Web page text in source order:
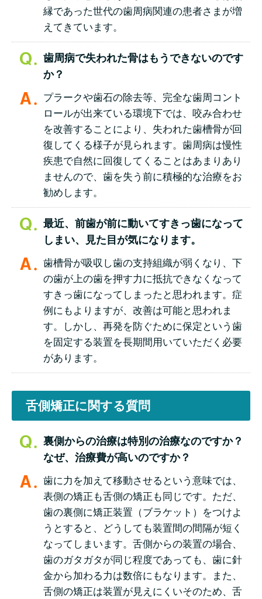
縁であった世代の歯周病関連の患者さまが増
えてきています。
歯周病で失われた骨はもうできないのです
か？
プラークや歯石の除去等、完全な歯周コント
ロールが出来ている環境下では、咬み合わせ
を改善することにより、失われた歯槽骨が回
復してくる様子が見られます。歯周病は慢性
疾患で自然に回復してくることはあまりあり
ませんので、歯を失う前に積極的な治療をお
勧めします。
最近、前歯が前に動いてすきっ歯になって
しまい、見た目が気になります。
歯槽骨が吸収し歯の支持組織が弱くなり、下
の歯が上の歯を押す力に抵抗できなくなって
すきっ歯になってしまったと思われます。症
例にもよりますが、改善は可能と思われま
す。しかし、再発を防ぐために保定という歯
を固定する装置を長期間用いていただく必要
があります。
舌側矯正に関する質問
裏側からの治療は特別の治療なのですか？
なぜ、治療費が高いのですか？
歯に力を加えて移動させるという意味では、
表側の矯正も舌側の矯正も同じです。ただ、
歯の裏側に矯正装置（ブラケット）をつけよ
うとすると、どうしても装置間の間隔が短く
なってしまいます。舌側からの装置の場合、
歯のガタガタが同じ程度であっても、歯に針
金から加わる力は数倍にもなります。また、
舌側の矯正は装置が見えにくいそのため、舌